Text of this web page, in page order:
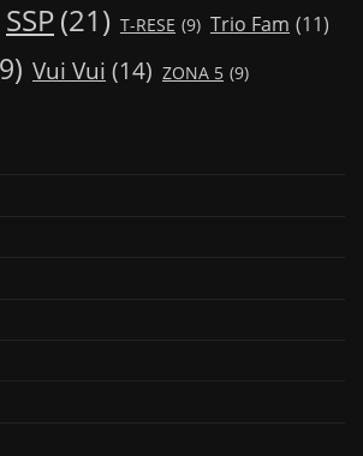
SSP(21) T-RESE (9) Trio Fam (11)
Vui Vui (14) ZONA 5 (9)